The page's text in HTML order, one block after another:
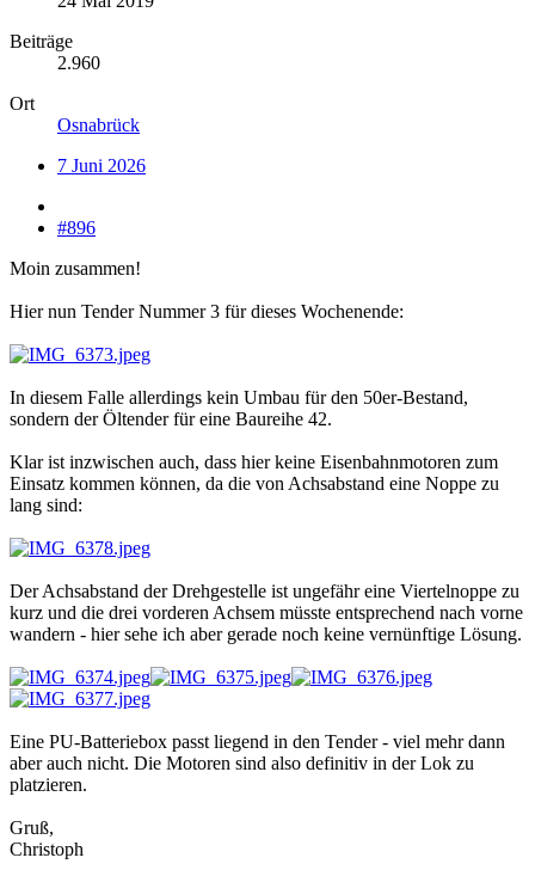
Beiträge
2.960
Ort
Osnabrück
7 Juni 2026
#896
Moin zusammen!
Hier nun Tender Nummer 3 für dieses Wochenende:
In diesem Falle allerdings kein Umbau für den 50er-Bestand,
sondern der Öltender für eine Baureihe 42.
Klar ist inzwischen auch, dass hier keine Eisenbahnmotoren zum
Einsatz kommen können, da die von Achsabstand eine Noppe zu
lang sind:
Der Achsabstand der Drehgestelle ist ungefähr eine Viertelnoppe zu
kurz und die drei vorderen Achsem müsste entsprechend nach vorne
wandern - hier sehe ich aber gerade noch keine vernünftige Lösung.
Eine PU-Batteriebox passt liegend in den Tender - viel mehr dann
aber auch nicht. Die Motoren sind also definitiv in der Lok zu
platzieren.
Gruß,
Christoph